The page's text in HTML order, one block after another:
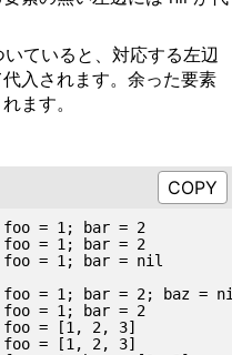
ていると、対応する左辺
入されます。余った要素
ます。
= 1; bar = 2
= 1; bar = 2
= 1; bar = nil
= 1; bar = 2; baz = nil
= 1; bar = 2
= [1, 2, 3]
= [1, 2, 3]